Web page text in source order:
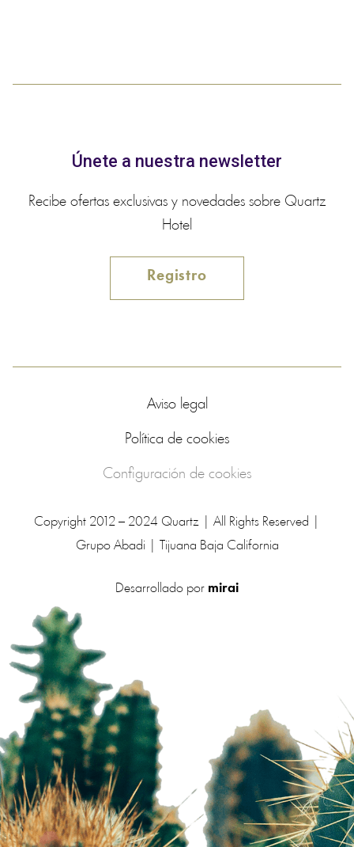
Únete a nuestra newsletter
Recibe ofertas exclusivas y novedades sobre Quartz
Hotel
Registro
Aviso legal
Política de cookies
Configuración de cookies
Copyright 2012 – 2024 Quartz | All Rights Reserved |
Grupo Abadi | Tijuana Baja California
Desarrollado por mirai